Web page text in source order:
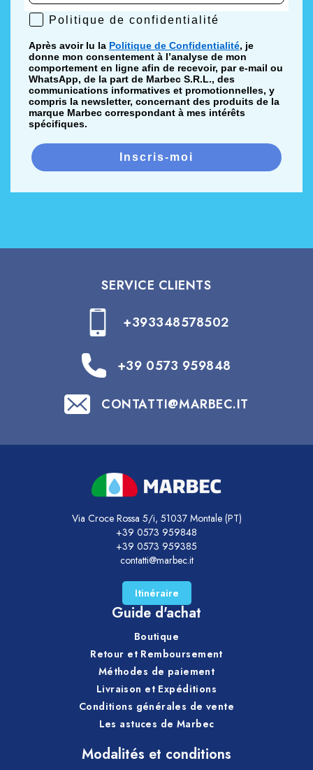
céramique
ARTICLES
Comment nettoyer le grès cérame poli ? 3
erreurs à éviter
Un article technique qui présente les erreurs
les plus fréquentes pendant le nettoyage du
grès poli, comme l’utilisation de détergents
Comment détacher le grès cérame
quand le nettoyage courant avec GRES BRILL®
devient nécessaire pour éliminer les
contaminations plus tenaces.
Lire l’article sur le détachage du grès cérame
Ce qui abîme vraiment le grès cérame (et
Un contenu technique qui explique quelles
compromettre la brillance du grès et favoriser
d’uniformité.
Lire l’article sur les causes des taches sur le
grès cérame
Politique de confidentialité
Politique de confidentialité
Après avoir lu la Politique de Confidentialité, je
donne mon consentement à l’analyse de mon
comportement en ligne afin de recevoir, par e-mail ou
WhatsApp, de la part de Marbec S.R.L., des
communications informatives et promotionnelles, y
compris la newsletter, concernant des produits de la
marque Marbec correspondant à mes intérêts
spécifiques.
Inscris-moi
SERVICE CLIENTS
+393348578502
+39 0573 959848
CONTATTI@MARBEC.IT
Via Croce Rossa 5/i, 51037 Montale (PT)
+39 0573 959848
+39 0573 959385
contatti@marbec.it
Itinéraire
Guide d'achat
Boutique
Retour et Remboursement
Méthodes de paiement
Livraison et Expéditions
Conditions générales de vente
Les astuces de Marbec
Modalités et conditions